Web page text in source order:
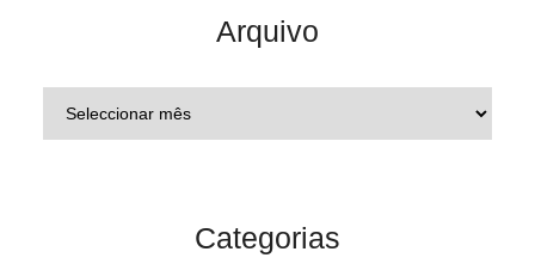
Arquivo
Categorias